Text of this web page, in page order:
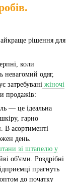
рішення для
коли
невагомий одяг,
затребувані жіночі
продажів:
— це ідеальна
гарно
В асортименті
день.
зі штапелю у
об'єми. Роздрібні
прагнуть
до початку